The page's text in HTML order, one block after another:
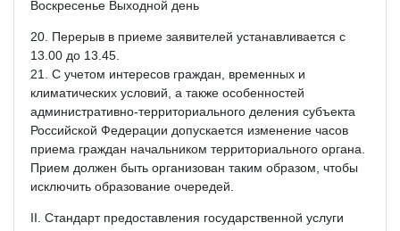
Воскресенье Выходной день
20. Перерыв в приеме заявителей устанавливается с
13.00 до 13.45.
21. С учетом интересов граждан, временных и
климатических условий, а также особенностей
административно-территориального деления субъекта
Российской Федерации допускается изменение часов
приема граждан начальником территориального органа.
Прием должен быть организован таким образом, чтобы
исключить образование очередей.
II. Стандарт предоставления государственной услуги